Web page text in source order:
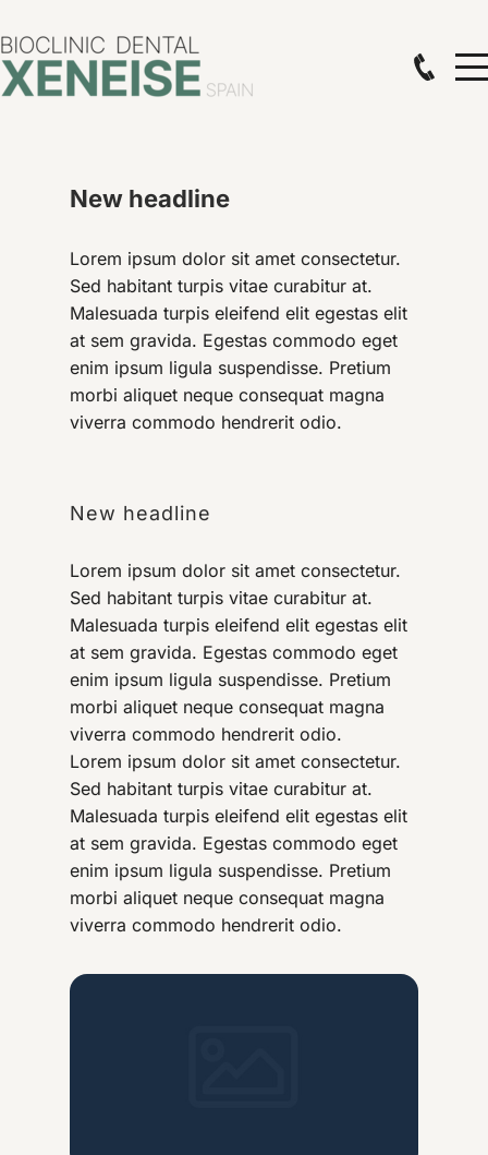
New headline
Lorem ipsum dolor sit amet consectetur.
Sed habitant turpis vitae curabitur at.
Malesuada turpis eleifend elit egestas elit
at sem gravida. Egestas commodo eget
enim ipsum ligula suspendisse. Pretium
morbi aliquet neque consequat magna
viverra commodo hendrerit odio.
New headline
Lorem ipsum dolor sit amet consectetur.
Sed habitant turpis vitae curabitur at.
Malesuada turpis eleifend elit egestas elit
at sem gravida. Egestas commodo eget
enim ipsum ligula suspendisse. Pretium
morbi aliquet neque consequat magna
viverra commodo hendrerit odio.
Lorem ipsum dolor sit amet consectetur.
Sed habitant turpis vitae curabitur at.
Malesuada turpis eleifend elit egestas elit
at sem gravida. Egestas commodo eget
enim ipsum ligula suspendisse. Pretium
morbi aliquet neque consequat magna
viverra commodo hendrerit odio.